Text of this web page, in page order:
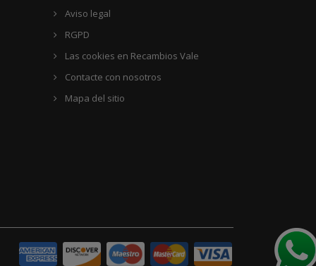
Aviso legal
RGPD
Las cookies en Recambios Vale
Contacte con nosotros
Mapa del sitio